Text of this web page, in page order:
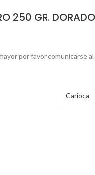
250 GR. DORADO
por favor comunicarse al
Carioca